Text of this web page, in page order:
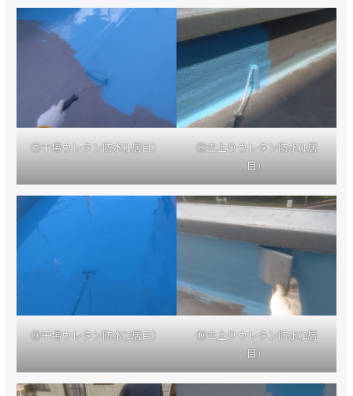
⑦平場ウレタン防水(1層目）
⑧立上りウレタン防水(1層
目）
⑨平場ウレタン防水(2層目）
⑩立上りウレタン防水(2層
目）